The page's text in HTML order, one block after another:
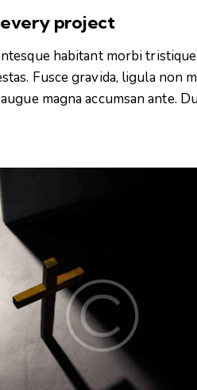
project
habitant morbi
Fusce gravida, ligula non
magna accumsan ante.